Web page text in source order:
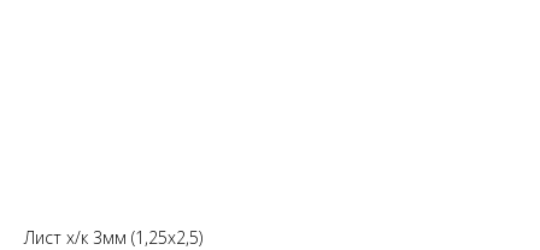
Лист х/к 3мм (1,25х2,5)